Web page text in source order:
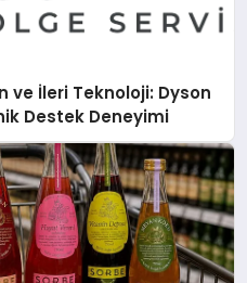
ve İleri Teknoloji: Dyson
Destek Deneyimi